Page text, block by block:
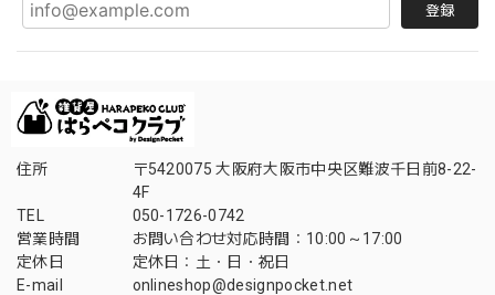
登録
住所
〒5420075 大阪府大阪市中央区難波千日前8-22-
4F
TEL
050-1726-0742
営業時間
お問い合わせ対応時間：10:00～17:00
定休日
定休日：土・日・祝日
E-mail
onlineshop@designpocket.net